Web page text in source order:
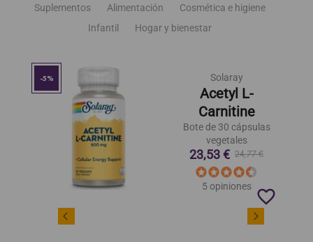
Suplementos Alimentación
Cosmética e higiene
Infantil
Hogar y bienestar
-5% Solaray
Acetyl L-
Carnitine
Bote de 30 cápsulas
vegetales
23,53 € 24,77 €
5 opiniones
favorite_border